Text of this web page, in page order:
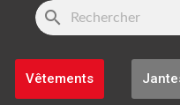
search
Vêtements